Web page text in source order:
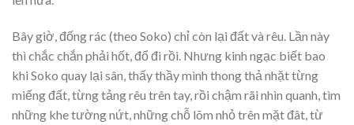
Bây giờ, đống rác (theo Soko) chỉ còn lại đất và rêu. Lần này
thì chắc chắn phải hốt, đổ đi rồi. Nhưng kinh ngạc biết bao
khi Soko quay lại sân, thấy thầy mình thong thả nhặt từng
miếng đất, từng tảng rêu trên tay, rồi chậm rãi nhìn quanh, tìm
những khe tường nứt, những chỗ lõm nhỏ trên mặt đât, từ